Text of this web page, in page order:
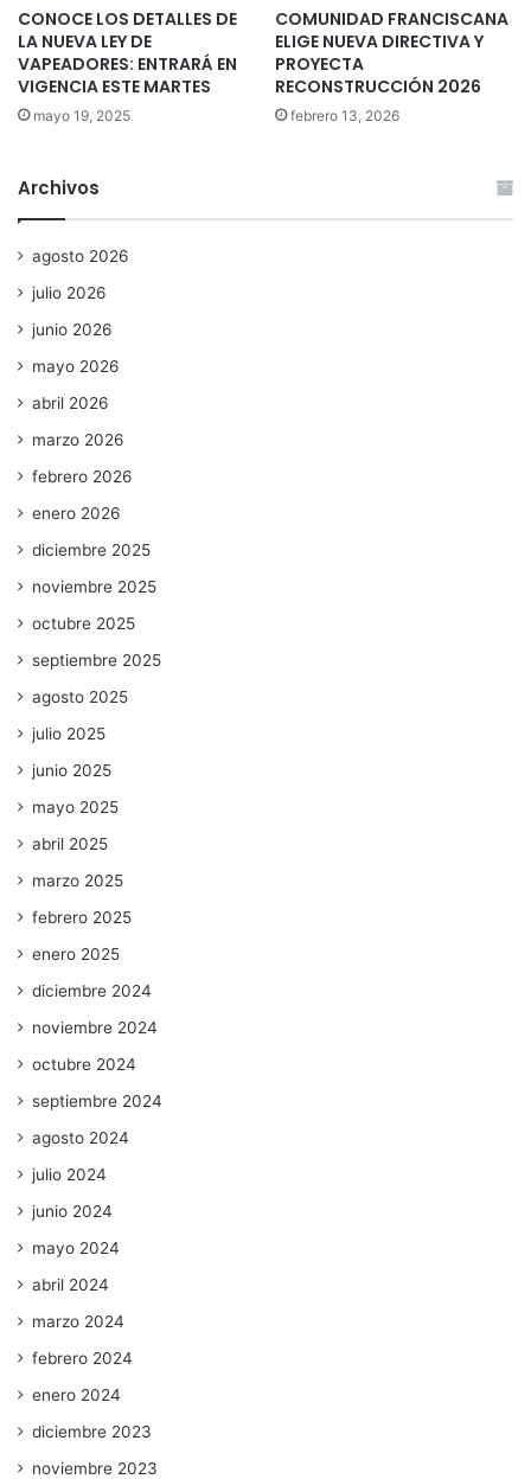
CONOCE LOS DETALLES DE
LA NUEVA LEY DE
VAPEADORES: ENTRARÁ EN
VIGENCIA ESTE MARTES
mayo 19, 2025
COMUNIDAD FRANCISCANA
ELIGE NUEVA DIRECTIVA Y
PROYECTA
RECONSTRUCCIÓN 2026
febrero 13, 2026
Archivos
agosto 2026
julio 2026
junio 2026
mayo 2026
abril 2026
marzo 2026
febrero 2026
enero 2026
diciembre 2025
noviembre 2025
octubre 2025
septiembre 2025
agosto 2025
julio 2025
junio 2025
mayo 2025
abril 2025
marzo 2025
febrero 2025
enero 2025
diciembre 2024
noviembre 2024
octubre 2024
septiembre 2024
agosto 2024
julio 2024
junio 2024
mayo 2024
abril 2024
marzo 2024
febrero 2024
enero 2024
diciembre 2023
noviembre 2023